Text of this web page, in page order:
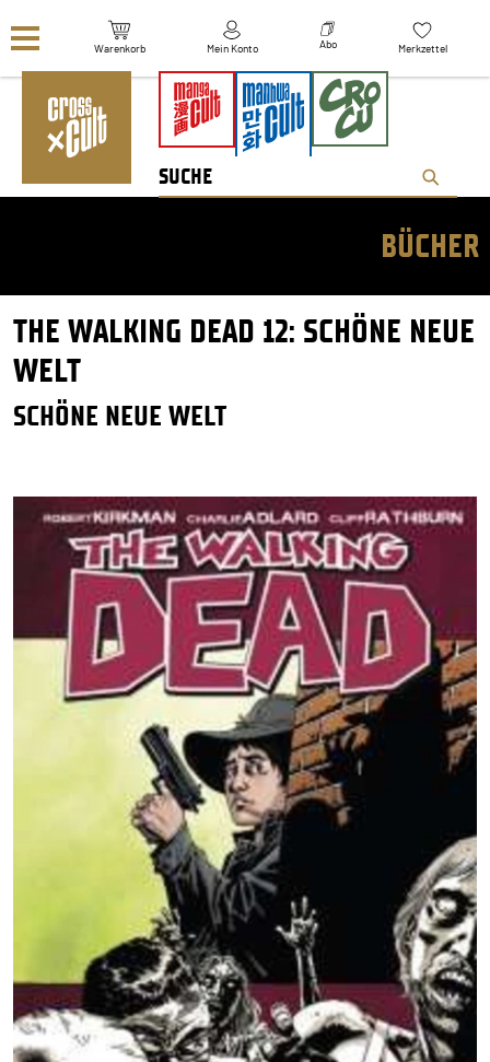
Warenkorb Mein Konto Abo Merkzettel
BÜCHER
THE WALKING DEAD 12: SCHÖNE NEUE
WELT
SCHÖNE NEUE WELT